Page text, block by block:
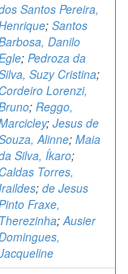
Santos Pereira,
; Santos
Danilo
; Pedroza da
Suzy Cristina;
Cordeiro Lorenzi,
; Reggo,
; Jesus de
Alinne; Maia
Silva, Íkaro;
Caldas Torres,
; de Jesus
Fraxe,
Therezinha;Ausier